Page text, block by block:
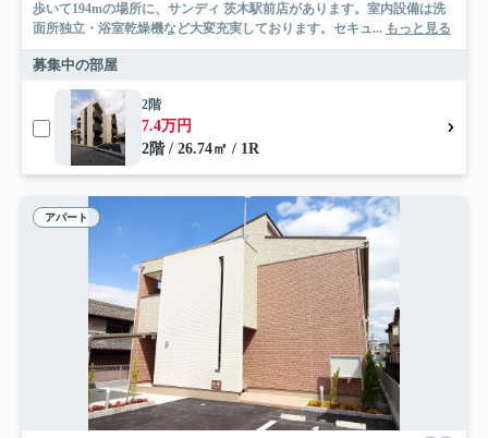
歩いて194mの場所に、サンディ 茨木駅前店があります。室内設備は洗
面所独立・浴室乾燥機など大変充実しております。セキュ... もっと見る
募集中の部屋
2階
7.4万円
2階 / 26.74㎡ / 1R
アパート